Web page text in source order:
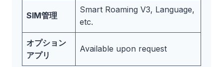
SIM管理
Smart Roaming V3, Language,
etc.
オプション
アプリ
Available upon request